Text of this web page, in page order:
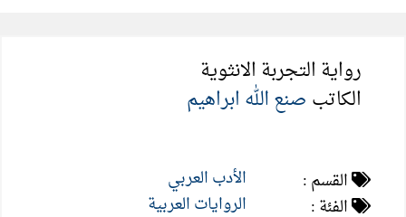
رواية التجربة الانثوية
الكاتب صنع الله ابراهيم
القسم :
الأدب العربي
الفئة :
الروايات العربية